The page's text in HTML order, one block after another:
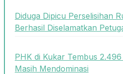
Diduga Dipicu Perselisihan
Berhasil Diselamatkan
PHK di Kukar Tembus
Masih Mendominasi